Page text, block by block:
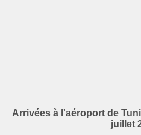
Arrivées à l'aéroport de
juillet